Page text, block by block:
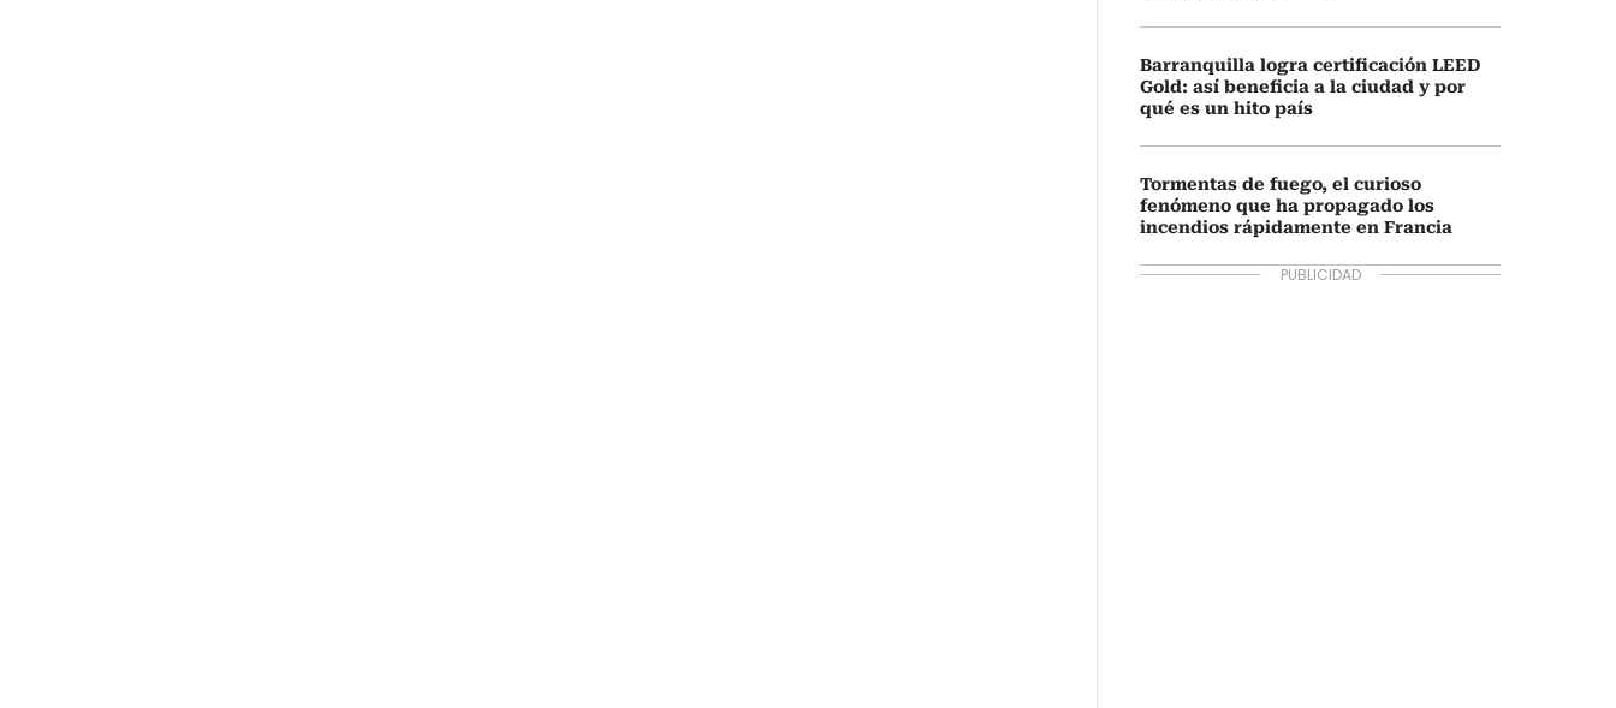
Barranquilla logra certificación LEED
Gold: así beneficia a la ciudad y por
qué es un hito país
Tormentas de fuego, el curioso
fenómeno que ha propagado los
incendios rápidamente en Francia